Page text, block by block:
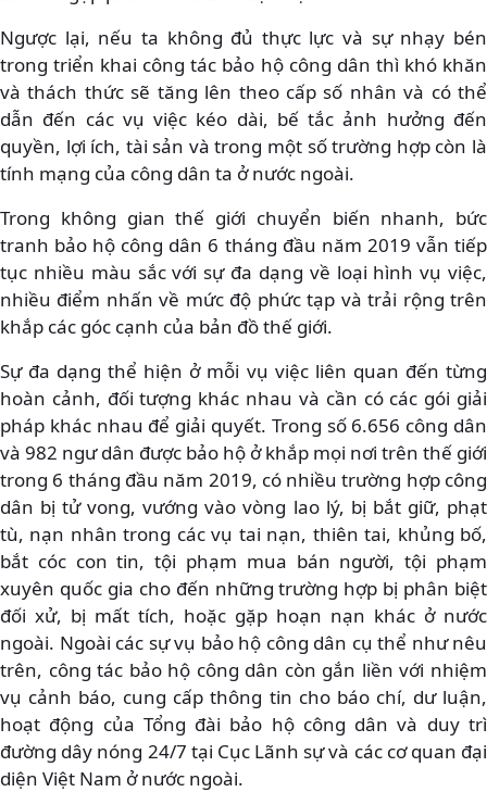
Ngược lại, nếu ta không đủ thực lực và sự nhạy bén
trong triển khai công tác bảo hộ công dân thì khó khăn
và thách thức sẽ tăng lên theo cấp số nhân và có thể
dẫn đến các vụ việc kéo dài, bế tắc ảnh hưởng đến
quyền, lợi ích, tài sản và trong một số trường hợp còn là
tính mạng của công dân ta ở nước ngoài.
Trong không gian thế giới chuyển biến nhanh, bức
tranh bảo hộ công dân 6 tháng đầu năm 2019 vẫn tiếp
tục nhiều màu sắc với sự đa dạng về loại hình vụ việc,
nhiều điểm nhấn về mức độ phức tạp và trải rộng trên
khắp các góc cạnh của bản đồ thế giới.
Sự đa dạng thể hiện ở mỗi vụ việc liên quan đến từng
hoàn cảnh, đối tượng khác nhau và cần có các gói giải
pháp khác nhau để giải quyết. Trong số 6.656 công dân
và 982 ngư dân được bảo hộ ở khắp mọi nơi trên thế giới
trong 6 tháng đầu năm 2019, có nhiều trường hợp công
dân bị tử vong, vướng vào vòng lao lý, bị bắt giữ, phạt
tù, nạn nhân trong các vụ tai nạn, thiên tai, khủng bố,
bắt cóc con tin, tội phạm mua bán người, tội phạm
xuyên quốc gia cho đến những trường hợp bị phân biệt
đối xử, bị mất tích, hoặc gặp hoạn nạn khác ở nước
ngoài. Ngoài các sự vụ bảo hộ công dân cụ thể như nêu
trên, công tác bảo hộ công dân còn gắn liền với nhiệm
vụ cảnh báo, cung cấp thông tin cho báo chí, dư luận,
hoạt động của Tổng đài bảo hộ công dân và duy trì
đường dây nóng 24/7 tại Cục Lãnh sự và các cơ quan đại
diện Việt Nam ở nước ngoài.